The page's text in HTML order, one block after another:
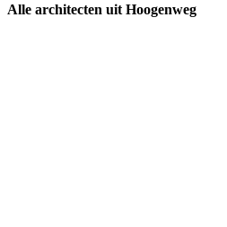
Alle architecten uit Hoogenweg